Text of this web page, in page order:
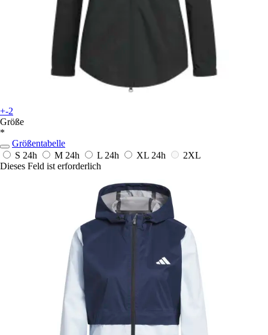
+-2
Größe
*
Größentabelle
S 24h M 24h L 24h XL 24h
2XL
Dieses Feld ist erforderlich